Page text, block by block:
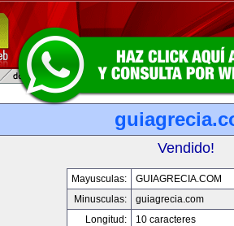
Vendido!
Mayusculas:
GUIAGRECIA.COM
Minusculas:
guiagrecia.com
Longitud:
10 caracteres